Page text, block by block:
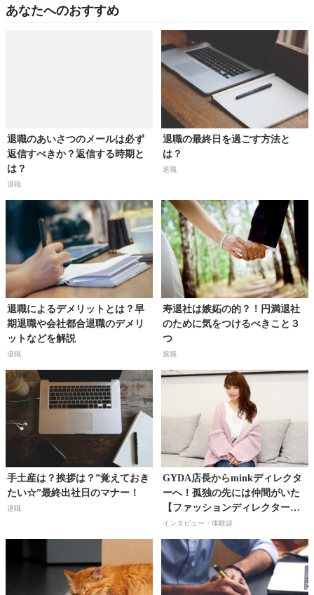
あなたへのおすすめ
退職のあいさつのメールは必ず
返信すべきか？返信する時期と
は？
退職
退職の最終日を過ごす方法と
は？
退職
退職によるデメリットとは？早
期退職や会社都合退職のデメリ
ットなどを解説
退職
寿退社は嫉妬の的？！円満退社
のために気をつけるべきこと３
つ
退職
手土産は？挨拶は？”覚えておき
たい☆”最終出社日のマナー！
退職
GYDA店長からminkディレクタ
ーへ！孤独の先には仲間がいた
【ファッションディレクター／
前坂美音さん】
インタビュー・体験談